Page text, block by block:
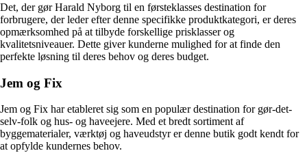
Det, der gør Harald Nyborg til en førsteklasses destination for
forbrugere, der leder efter denne specifikke produktkategori, er deres
opmærksomhed på at tilbyde forskellige prisklasser og
kvalitetsniveauer. Dette giver kunderne mulighed for at finde den
perfekte løsning til deres behov og deres budget.
Jem og Fix
Jem og Fix har etableret sig som en populær destination for gør-det-
selv-folk og hus- og haveejere. Med et bredt sortiment af
byggematerialer, værktøj og haveudstyr er denne butik godt kendt for
at opfylde kundernes behov.